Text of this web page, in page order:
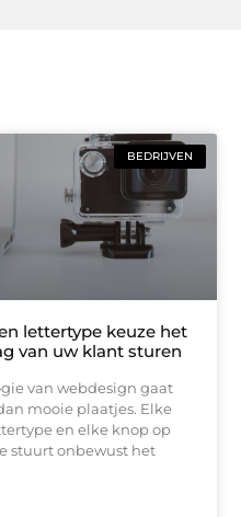
BEDRIJVEN
lettertype keuze het
van uw klant sturen
van webdesign gaat
mooie plaatjes. Elke
en elke knop op
stuurt onbewust het